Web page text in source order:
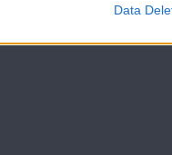
Data